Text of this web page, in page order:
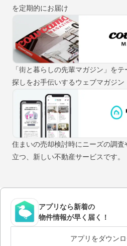
を定期的にお届け
「街と暮らしの先輩マガジン」を
探しをお手伝いするウェブマガジン
住まいの売却検討時にニーズの調
立つ、新しい不動産サービスです。
アプリなら新着の
物件情報が早く届く！
アプリをダウン